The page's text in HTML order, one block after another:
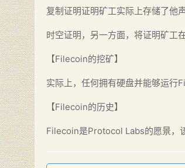
复制证明证明矿工实际上存储了他
时空证明，另一方面，将证明矿工
【Filecoin的挖矿】
实际上，任何拥有硬盘并能够运行
【Filecoin的历史】
Filecoin是Protocol Labs的愿景，